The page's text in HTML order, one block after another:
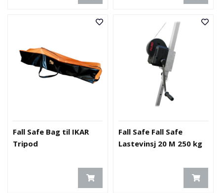
Fall Safe Bag til IKAR
Tripod
Fall Safe Fall Safe
Lastevinsj 20 M 250 kg